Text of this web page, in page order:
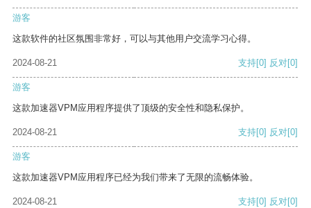
游客
这款软件的社区氛围非常好，可以与其他用户交流学习心得。
2024-08-21 支持[0] 反对[0]
游客
这款加速器VPM应用程序提供了顶级的安全性和隐私保护。
2024-08-21 支持[0] 反对[0]
游客
这款加速器VPM应用程序已经为我们带来了无限的流畅体验。
2024-08-21 支持[0] 反对[0]